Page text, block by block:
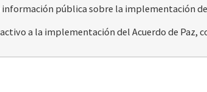
información pública sobre la implementación
a la implementación del Acuerdo de Paz,